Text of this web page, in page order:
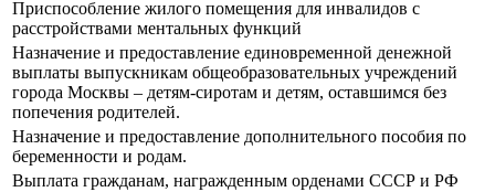
Приспособление жилого помещения для инвалидов с
расстройствами ментальных функций
Назначение и предоставление единовременной денежной
выплаты выпускникам общеобразовательных учреждений
города Москвы – детям-сиротам и детям, оставшимся без
попечения родителей.
Назначение и предоставление дополнительного пособия по
беременности и родам.
Выплата гражданам, награжденным орденами СССР и РФ